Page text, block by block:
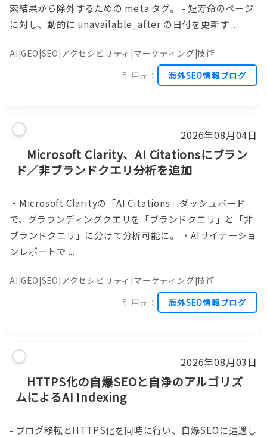
索結果から除外するための meta タグ。 - 短寿命のページ
に対し、動的に unavailable_after の日付を更新す ...
AI|GEO|SEO|アクセシビリティ|マーケティング|技術
引用元：
海外SEO情報ブログ
2026年08月04日
Microsoft Clarity、AI Citationsにブラン
ド／非ブランドクエリ分析を追加
・Microsoft Clarityの「AI Citations」ダッシュボード
で、グラウンディングクエリを「ブランドクエリ」と「非
ブランドクエリ」に分けて分析可能に。 ・AIサイテーショ
ンレポートで ...
AI|GEO|SEO|アクセシビリティ|マーケティング|技術
引用元：
海外SEO情報ブログ
2026年08月03日
HTTPS化の自爆SEOと自浄のアルゴリズ
ムによるAI Indexing
- ブログ移転とHTTPS化を同時に行い、自爆SEOに遭遇し